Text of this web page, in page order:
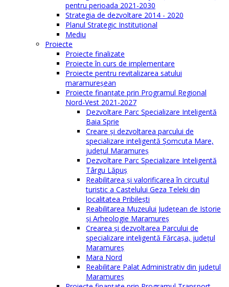
pentru perioada 2021-2030
Strategia de dezvoltare 2014 - 2020
Planul Strategic Instituţional
Mediu
Proiecte
Proiecte finalizate
Proiecte în curs de implementare
Proiecte pentru revitalizarea satului
maramureşean
Proiecte finanțate prin Programul Regional
Nord-Vest 2021-2027
Dezvoltare Parc Specializare Inteligentă
Baia Sprie
Creare și dezvoltarea parcului de
specializare inteligentă Șomcuta Mare,
județul Maramureș
Dezvoltare Parc Specializare Inteligentă
Târgu Lăpuș
Reabilitarea și valorificarea în circuitul
turistic a Castelului Geza Teleki din
localitatea Pribilești
Reabilitarea Muzeului Județean de Istorie
și Arheologie Maramureș
Crearea și dezvoltarea Parcului de
specializare inteligentă Fărcașa, județul
Maramureș
Mara Nord
Reabilitare Palat Administrativ din județul
Maramureș